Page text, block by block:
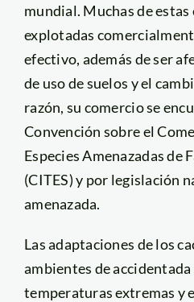
mundial. Muchas de estas
explotadas
efectivo, además de ser
de uso de suelos y el
razón, su comercio se
Convención sobre el
Especies Amenazadas de
(CITES) y por legislación
amenazada.
Las adaptaciones de los
ambientes de
temperaturas extremas y